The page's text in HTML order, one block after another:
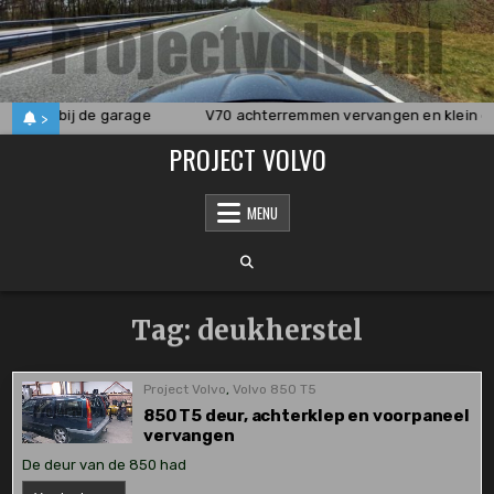
Skip
to
content
> bij de garage V70 achterremmen vervangen en klein
PROJECT VOLVO
MENU
Tag: deukherstel
Project Volvo,Volvo 850 T5
850 T5 deur, achterklep en voorpaneel
vervangen
De deur van de 850 had